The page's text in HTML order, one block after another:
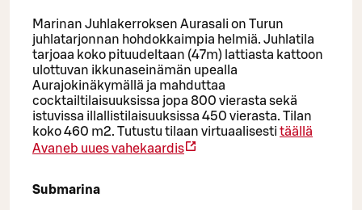
Marinan Juhlakerroksen Aurasali on Turun
juhlatarjonnan hohdokkaimpia helmiä. Juhlatila
tarjoaa koko pituudeltaan (47m) lattiasta kattoon
ulottuvan ikkunaseinämän upealla
Aurajokinäkymällä ja mahduttaa
cocktailtilaisuuksissa jopa 800 vierasta sekä
istuvissa illallistilaisuuksissa 450 vierasta. Tilan
koko 460 m2. Tutustu tilaan virtuaalisesti täällä
Avaneb uues vahekaardis
Submarina